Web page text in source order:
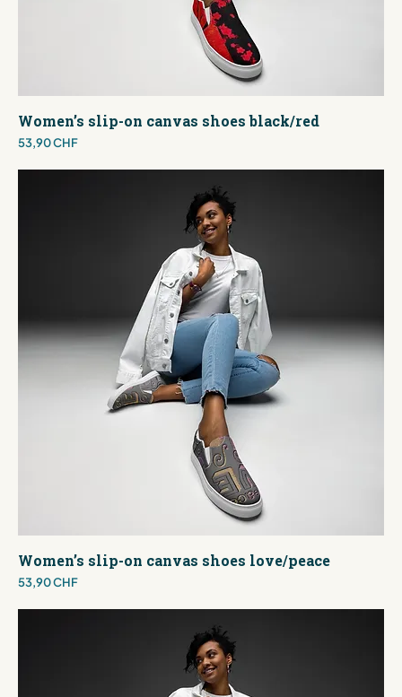
Women’s slip-on canvas shoes black/red
Preis
53,90 CHF
Women’s slip-on canvas shoes love/peace
Preis
53,90 CHF